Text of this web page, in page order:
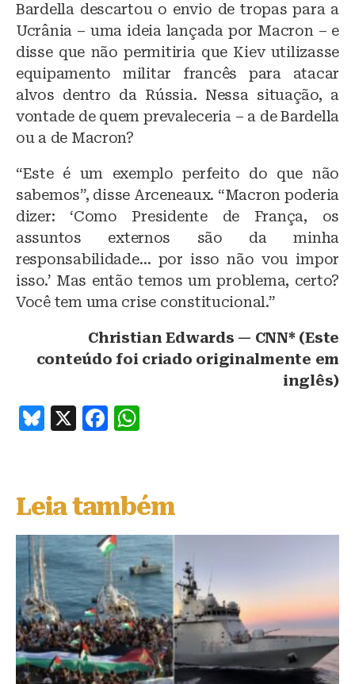
Bardella descartou o envio de tropas para a
Ucrânia – uma ideia lançada por Macron – e
disse que não permitiria que Kiev utilizasse
equipamento militar francês para atacar
alvos dentro da Rússia. Nessa situação, a
vontade de quem prevaleceria – a de Bardella
ou a de Macron?
“Este é um exemplo perfeito do que não
sabemos”, disse Arceneaux. “Macron poderia
dizer: ‘Como Presidente de França, os
assuntos externos são da minha
responsabilidade… por isso não vou impor
isso.’ Mas então temos um problema, certo?
Você tem uma crise constitucional.”
Christian Edwards — CNN* (Este
conteúdo foi criado originalmente em
inglês)
B
s
k
y
X
F
e
b
o
o
k
s
A
p
p
Leia também